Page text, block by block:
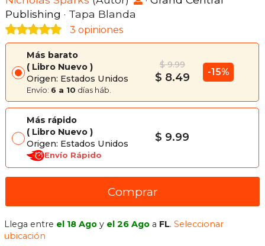
Publishing · Tapa Blanda
3 opiniones
Más barato
Libro Nuevo
Origen: Estados Unidos
Envío: 6 a 10 días háb.
$ 9.99
$ 8.49 -15%
Más rápido
Libro Nuevo
Origen: Estados Unidos
Envío Rápido
$ 9.99
Comprar
Llega entre el 18 Ago y el 26 Ago a FL.Seleccionar
ubicación